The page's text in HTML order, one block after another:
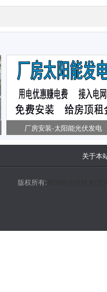
厂房安装-太阳能光伏发电
关于本
版权所有: